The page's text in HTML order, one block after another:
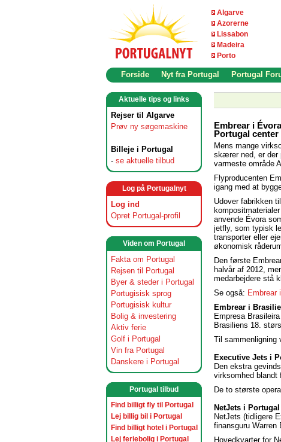
Algarve
Azorerne
Lissabon
Madeira
Porto
Forside Nyt fra Portugal Portugal
Aktuelle tips og links
Rejser til Algarve
Prøv ny søgemaskine
Billeje i Portugal
- se aktuelle tilbud
Log på Portugalnyt
Log ind
Opret Portugal-profil
Viden om Portugal
Fakta om Portugal
Rejsen til Portugal
Byer & steder i Portugal
Portugisisk sprog
Portugisisk kultur
Bolig & investering
Aktiv ferie
Golf i Portugal
Vin fra Portugal
Danskere i Portugal
Portugal tilbud
Find billigt fly til Portugal
Lej billig bil i Portugal
Find billigt hotel i Portugal
Lej feriebolig i Portugal
Embrear i
Portugal
Mens mange
skærer ned, er der
varmeste område
Flyproducenten
igang med at
Udover fabrikken
anvende Évora
jetfly, som typisk
transporter eller
økonomisk
Den første
halvår af 2012,
medarbejdere stå
Se også: Embrear
Embrear i
Empresa
Brasiliens 18.
Til sammenligning
Executive Jets i
Den ekstra
virksomhed blandt
De to største
NetJets i Portugal
NetJets (tidligere
finansguru
Hovedkvarter for